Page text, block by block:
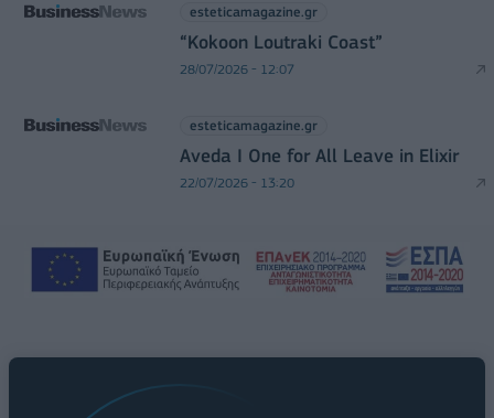
esteticamagazine.gr
“Kokoon Loutraki Coast”
28/07/2026 - 12:07
esteticamagazine.gr
Aveda I One for All Leave in Elixir
22/07/2026 - 13:20